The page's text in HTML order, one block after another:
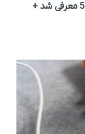
گوشی X300e ویوو با تراشه اسنپدراگون 8 نسل 5 معرفی شد +